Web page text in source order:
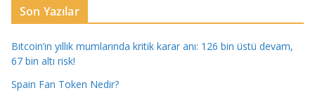
Son Yazılar
Bitcoin’ın yıllık mumlarında kritik karar anı: 126 bin üstü devam,
67 bin altı risk!
Spain Fan Token Nedir?